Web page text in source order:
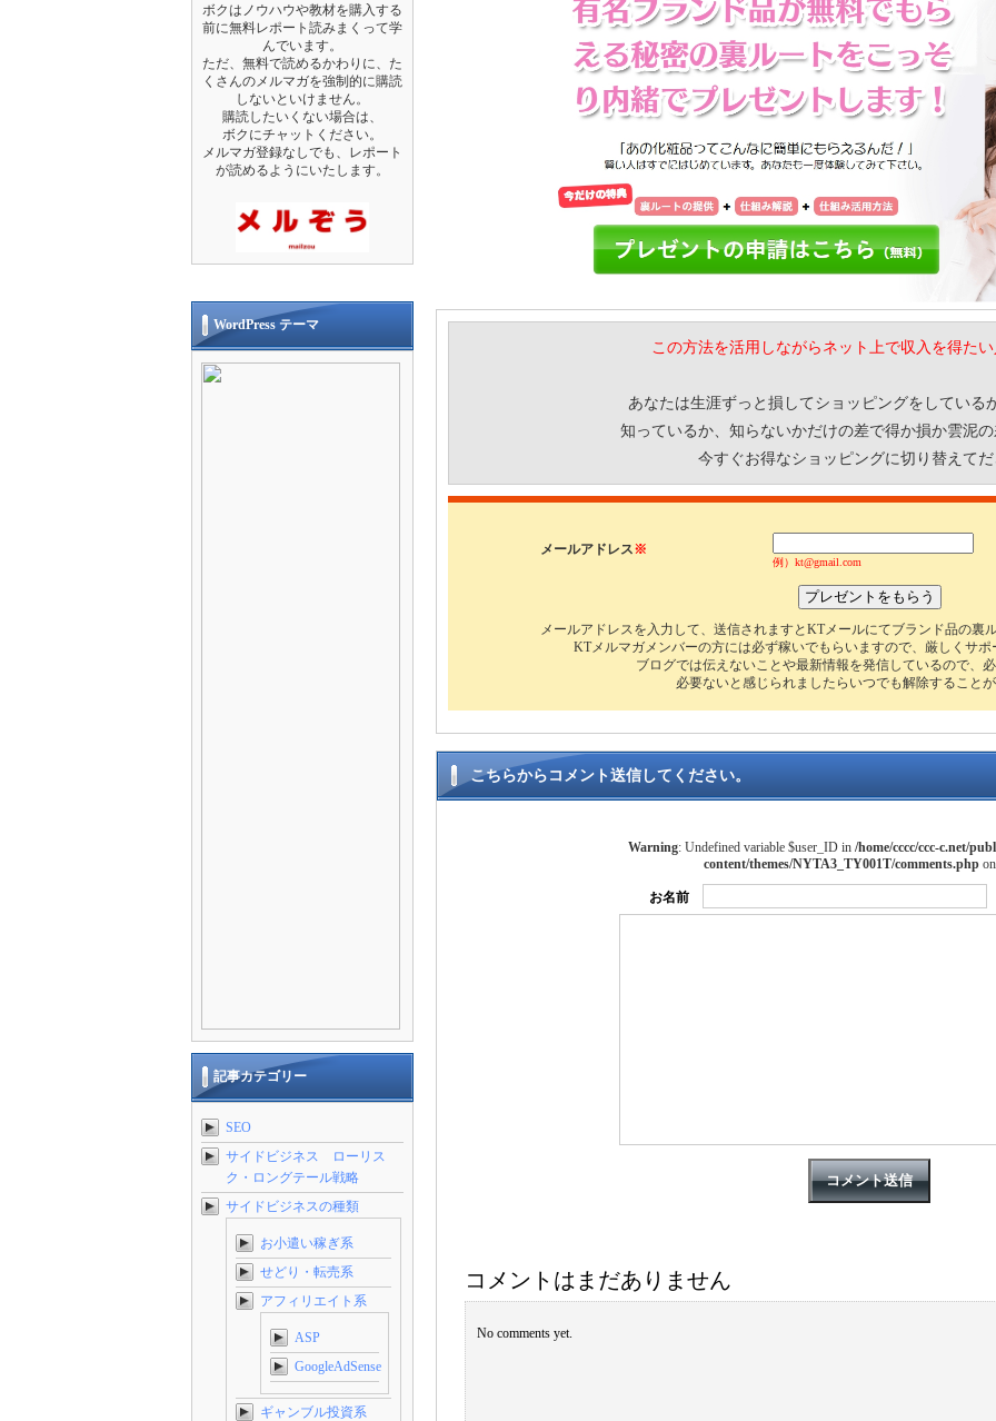
この方法を活用しながらネット上で収入を得た
あなたは生涯ずっと損してショッピングをしている
知っているか、知らないかだけの差で得か損か雲泥
今すぐお得なショッピングに切り替えて
メールアドレス※
例）kt@gmail.com
メールアドレスを入力して、送信されますとKTメールにてブランド品の裏
KTメルマガメンバーの方には必ず稼いでもらいますので、厳しくサ
ブログでは伝えないことや最新情報を発信しているので、
必要ないと感じられましたらいつでも解除すること
こちらからコメント送信してください。
Warning: Undefined variable $user_ID in /home/cccc/ccc-c.net/
content/themes/NYTA3_TY001T/comments.php
お名前
コメントはまだありません
No comments yet.
ボクはノウハウや教材を購入する
前に無料レポート読みまくって学
んでいます。
ただ、無料で読めるかわりに、た
くさんのメルマガを強制的に購読
しないといけません。
購読したいくない場合は、
ボクにチャットください。
メルマガ登録なしでも、レポート
が読めるようにいたします。
WordPress テーマ
記事カテゴリー
SEO
サイドビジネス ローリス
ク・ロングテール戦略
サイドビジネスの種類
お小遣い稼ぎ系
せどり・転売系
アフィリエイト系
ASP
GoogleAdSense
ギャンブル投資系